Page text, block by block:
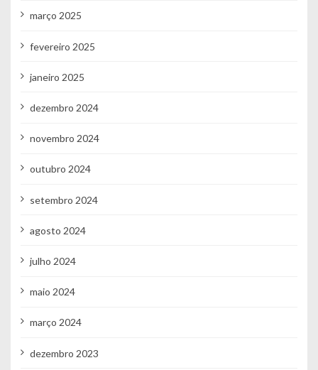
março 2025
fevereiro 2025
janeiro 2025
dezembro 2024
novembro 2024
outubro 2024
setembro 2024
agosto 2024
julho 2024
maio 2024
março 2024
dezembro 2023